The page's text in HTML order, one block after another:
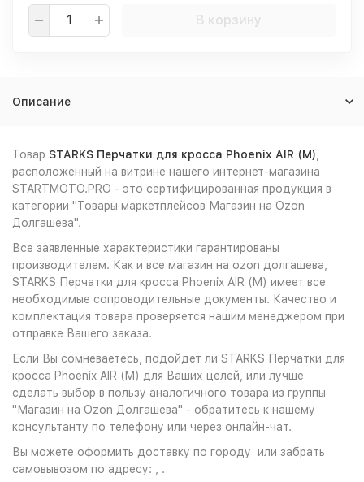
В корзину
Описание
Товар STARKS Перчатки для кросса Phoenix AIR (M)
расположенный на витрине нашего интернет-магазина
STARTMOTO.PRO - это сертифицированная продукция в
категории "Товары маркетплейсов Магазин на Ozon
Долгашева".
Все заявленные характеристики гарантированы
производителем. Как и все магазин на ozon долгашева,
STARKS Перчатки для кросса Phoenix AIR (M) имеет все
необходимые сопроводительные документы. Качество и
комплектация товара проверяется нашим менеджером при
отправке Вашего заказа.
Если Вы сомневаетесь, подойдет ли STARKS Перчатки для
кросса Phoenix AIR (M) для Ваших целей, или лучше
сделать выбор в пользу аналогичного товара из группы
"Магазин на Ozon Долгашева" - обратитесь к нашему
консультанту по телефону или через онлайн-чат.
Вы можете оформить доставку по городу или забрать
самовывозом по адресу: , .